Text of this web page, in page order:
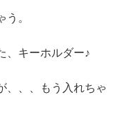
。
、キーホルダー♪
、、、もう入れちゃ